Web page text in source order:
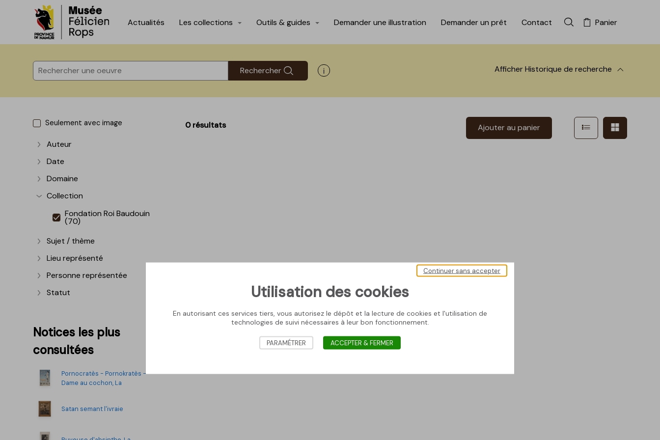
Accèder directement au contenu
Accèder directement au contenu
Actualités Les collections Outils & guides Demander une illustration Demander un prêt Contact Rechercher dans la
Panier
Rechercher Afficher les informations d'aide à la recherche AfficherHistorique de recherche
Seulement avec image
Afficher plus
Auteur
Afficher plus
Date
Afficher plus
Domaine
Afficher plus
Collection
Fondation Roi Baudouin
(70)
Afficher plus
Sujet / thème
Afficher plus
Lieu représenté
Afficher plus
Personne représentée
Afficher plus
Statut
Notices les plus
consultées
Pornocratès - Pornokratès -
Dame au cochon, La
Satan semant l'ivraie
0 résultats Ajouter au panier Afficher en mode
Utilisation des cookies
En autorisant ces services tiers, vous autorisez le dépôt et la lecture de cookies et l'utilisation de
technologies de suivi nécessaires à leur bon fonctionnement.
Continuer sans accepter
PARAMÉTRER ACCEPTER & FERMER